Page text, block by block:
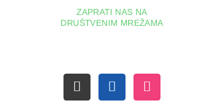
ZAPRATI NAS NA
DRUŠTVENIM MREŽAMA
TIKTOKFACEBOOK